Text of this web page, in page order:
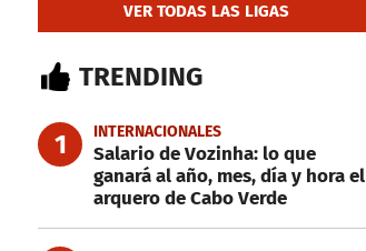
VER TODAS LAS LIGAS
TRENDING
1 INTERNACIONALES
Salario de Vozinha: lo que
ganará al año, mes, día y hora el
arquero de Cabo Verde